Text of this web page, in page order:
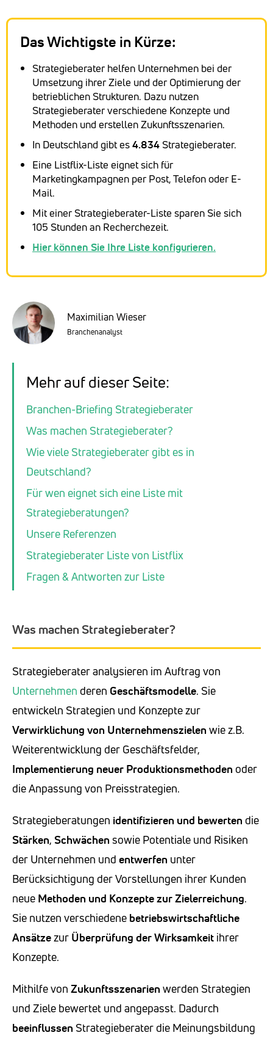
Das Wichtigste in Kürze:
Strategieberater helfen Unternehmen bei der
Umsetzung ihrer Ziele und der Optimierung der
betrieblichen Strukturen. Dazu nutzen
Strategieberater verschiedene Konzepte und
Methoden und erstellen Zukunftsszenarien.
In Deutschland gibt es4.834 Strategieberater.
Eine Listflix-Liste eignet sich für
Marketingkampagnen per Post, Telefon oder E-
Mail.
Mit einer Strategieberater-Liste sparen Sie sich
105 Stunden an Recherchezeit.
Hier können Sie Ihre Liste konfigurieren.
Maximilian Wieser
Branchenanalyst
Mehr auf dieser Seite:
Branchen-Briefing Strategieberater
Was machen Strategieberater?
Wie viele Strategieberater gibt es in
Deutschland?
Für wen eignet sich eine Liste mit
Strategieberatungen?
Unsere Referenzen
Strategieberater Liste von Listflix
Fragen & Antworten zur Liste
Was machen Strategieberater?
Strategieberater analysieren im Auftrag von
Unternehmen deren Geschäftsmodelle. Sie
entwickeln Strategien und Konzepte zur
Verwirklichung von Unternehmenszielen wie z.B.
Weiterentwicklung der Geschäftsfelder,
Implementierung neuer Produktionsmethoden oder
die Anpassung von Preisstrategien.
Strategieberatungen identifizieren und bewerten die
Stärken, Schwächen sowie Potentiale und Risiken
der Unternehmen und entwerfen unter
Berücksichtigung der Vorstellungen ihrer Kunden
neue Methoden und Konzepte zur Zielerreichung.
Sie nutzen verschiedene betriebswirtschaftliche
Ansätzezur Überprüfung der Wirksamkeit ihrer
Konzepte.
Mithilfe von Zukunftsszenarien werden Strategien
und Ziele bewertet und angepasst. Dadurch
beeinflussen Strategieberater die Meinungsbildung